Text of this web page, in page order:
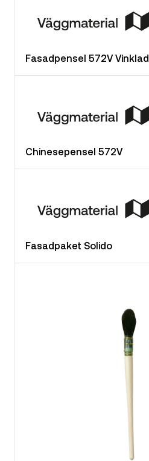
Fasadpensel 572V Vinklad
Chinesepensel 572V
Fasadpaket Solido